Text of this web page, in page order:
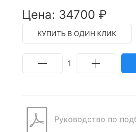
Цена: 34700 ₽
КУПИТЬ В ОДИН КЛИК
1
Руководство по